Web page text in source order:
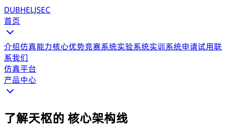
DUBHELJSEC
首页
介绍仿真能力核心优势竞赛系统实验系统实训系统申请试用联
系我们
仿真平台
产品中心
了解天枢的 核心架构线